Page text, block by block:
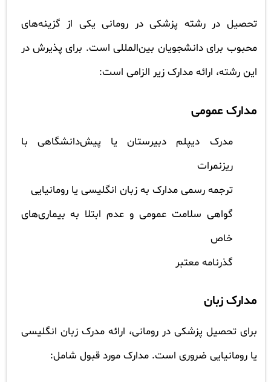
تحصیل در رشته پزشکی در رومانی یکی از گزینه‌های
محبوب برای دانشجویان بین‌المللی است. برای پذیرش در
این رشته، ارائه مدارک زیر الزامی است:
مدارک عمومی
مدرک دیپلم دبیرستان یا پیش‌دانشگاهی با
ریزنمرات
ترجمه رسمی مدارک به زبان انگلیسی یا رومانیایی
گواهی سلامت عمومی و عدم ابتلا به بیماری‌های
خاص
گذرنامه معتبر
مدارک زبان
برای تحصیل پزشکی در رومانی، ارائه مدرک زبان انگلیسی
یا رومانیایی ضروری است. مدارک مورد قبول شامل: